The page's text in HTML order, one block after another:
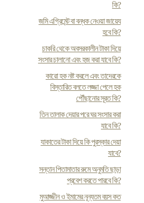
কি?
জমি এগ্রিমেন্ট বা বন্ধক নেওয়া জায়েয
হবে কি?
চাকরি থেকে অবসরকালীন টাকা দিয়ে
সংসার চালানো এবং হজ করা যাবে কি?
কারো হক নষ্ট করলে এবং তাদেরকে
বিস্তারিত বলতে লজ্জা পেলে হক
পৌঁছানোর সূরত কি?
তিন তালাক দেয়ার পরে ঘর সংসার করা
যাবে কি?
যাকাতের টাকা দিয়ে কি পুরস্কার দেয়া
যাবে?
সন্তান পিতামাতার রুমে অনুমতি ছাড়া
প্রবেশ করতে পারবে কি?
মুআজ্জীন ও ইমামের নূন্যতম বয়স কত